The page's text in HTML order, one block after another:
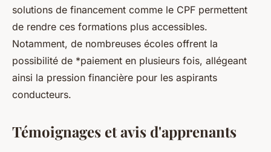
solutions de financement comme le CPF permettent
de rendre ces formations plus accessibles.
Notamment, de nombreuses écoles offrent la
possibilité de *paiement en plusieurs fois, allégeant
ainsi la pression financière pour les aspirants
conducteurs.
Témoignages et avis d'apprenants